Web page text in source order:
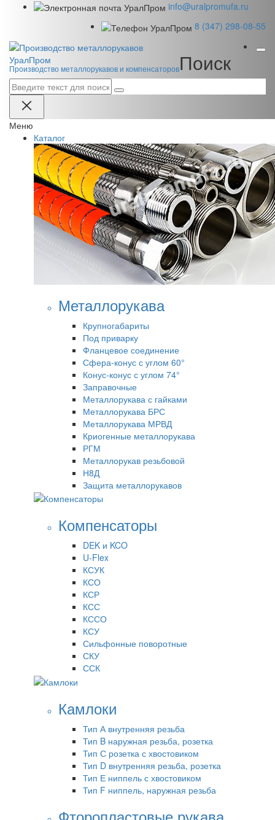
info@uralpromufa.ru
8 (347) 298‑08‑55
УралПром
Производство металлорукавов и компенсаторовПоиск
Меню
Каталог
Металлорукава
Крупногабариты
Под приварку
Фланцевое соединение
Сфера-конус с углом 60°
Конус-конус с углом 74°
Заправочные
Металлорукава с гайками
Металлорукава БРС
Металлорукава МРВД
Криогенные металлорукава
РГМ
Металлорукав резьбовой
Н8Д
Защита металлорукавов
Компенсаторы
DEK и KCO
U-Flex
КСУК
КСО
КСР
КСС
КССО
КСУ
Сильфонные поворотные
СКУ
ССК
Камлоки
Тип А внутренняя резьба
Тип B наружная резьба, розетка
Тип С розетка с хвостовиком
Тип D внутренняя резьба, розетка
Тип Е ниппель с хвостовиком
Тип F ниппель, наружная резьба